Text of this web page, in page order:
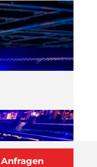
Anfragen